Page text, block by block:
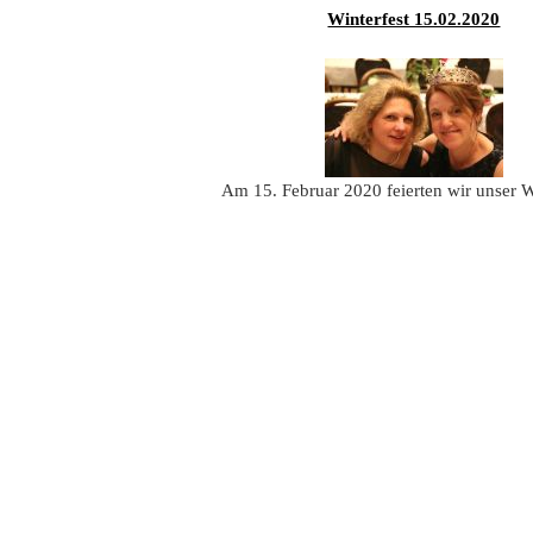
Winterfest 15.02.2020
Am 15. Februar 2020 feierten wir unser